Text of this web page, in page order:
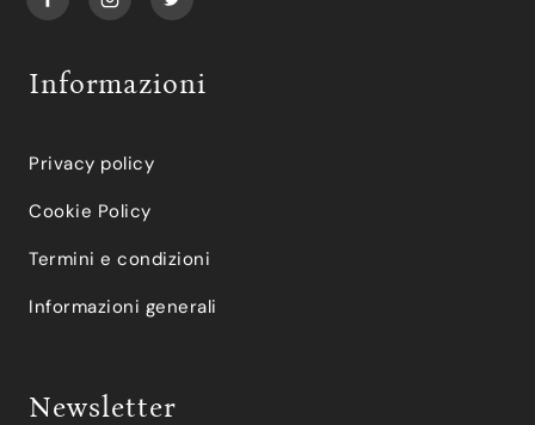
Informazioni
Privacy policy
Cookie Policy
Termini e condizioni
Informazioni generali
Newsletter